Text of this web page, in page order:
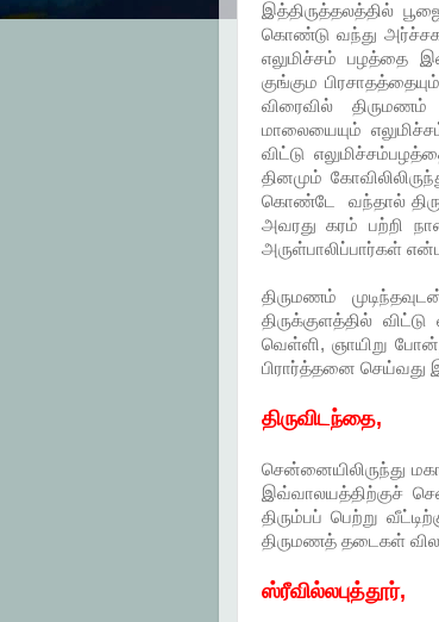
இத்திருத்தலத்தில்
கொண்டு வந்து
எலுமிச்சம் பழத்தை
குங்கும
விரைவில்
மாலையையும்
விட்டு
தினமும்
கொண்டே வந்தால்
அவரது கரம் பற்றி
அருள்பாலிப்பார்கள்
திருமணம்
திருக்குளத்தில்
வெள்ளி, ஞாயிறு
பிரார்த்தனை செய்வது
திருவிடந்தை,
சென்னையிலிருந்து
இவ்வாலயத்திற்குச்
திரும்பப் பெற்று
திருமணத் தடைகள்
ஸ்ரீவில்லபுத்தூர்,